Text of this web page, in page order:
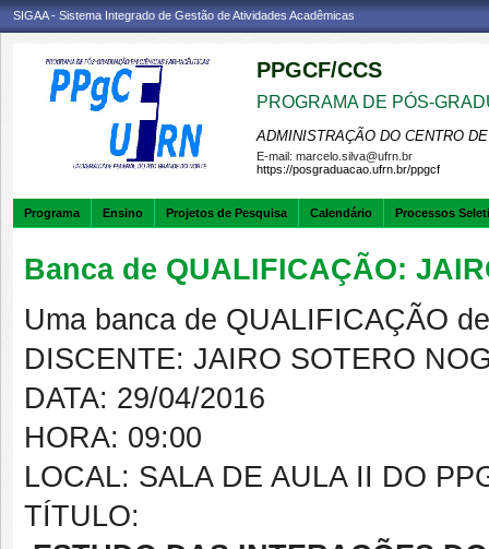
SIGAA - Sistema Integrado de Gestão de Atividades Acadêmicas
PPGCF/CCS
PROGRAMA DE PÓS-
ADMINISTRAÇÃO DO CENTRO
E-mail: marcelo.silva@ufrn.br
https://posgraduacao.ufrn.br/ppgcf
Programa Ensino Projetos de Pesquisa Calendário Processos
Banca de QUALIFICAÇÃO:
Uma banca de QUALIFICAÇÃO
DISCENTE: JAIRO SOTERO
DATA: 29/04/2016
HORA: 09:00
LOCAL: SALA DE AULA II DO
TÍTULO: